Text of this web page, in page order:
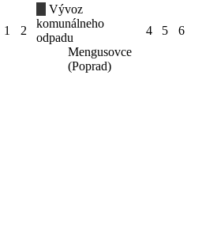
1 2
Vývoz
komunálneho
odpadu
Mengusovce
(Poprad)
4 5 6